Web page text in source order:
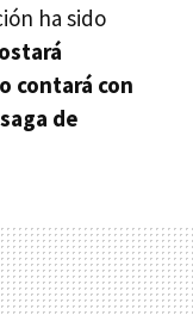
ha sido
contará con
de